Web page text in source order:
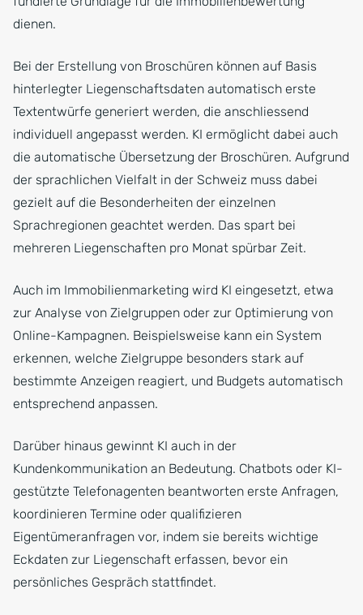
dienen.
Bei der Erstellung von Broschüren können auf Basis
hinterlegter Liegenschaftsdaten automatisch erste
Textentwürfe generiert werden, die anschliessend
individuell angepasst werden. KI ermöglicht dabei auch
die automatische Übersetzung der Broschüren. Aufgrund
der sprachlichen Vielfalt in der Schweiz muss dabei
gezielt auf die Besonderheiten der einzelnen
Sprachregionen geachtet werden. Das spart bei
mehreren Liegenschaften pro Monat spürbar Zeit.
Auch im Immobilienmarketing wird KI eingesetzt, etwa
zur Analyse von Zielgruppen oder zur Optimierung von
Online-Kampagnen. Beispielsweise kann ein System
erkennen, welche Zielgruppe besonders stark auf
bestimmte Anzeigen reagiert, und Budgets automatisch
entsprechend anpassen.
Darüber hinaus gewinnt KI auch in der
Kundenkommunikation an Bedeutung. Chatbots oder KI-
gestützte Telefonagenten beantworten erste Anfragen,
koordinieren Termine oder qualifizieren
Eigentümeranfragen vor, indem sie bereits wichtige
Eckdaten zur Liegenschaft erfassen, bevor ein
persönliches Gespräch stattfindet.